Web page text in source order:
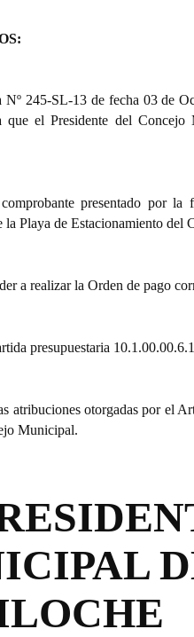
Nº 245-SL-13 de fecha 03 de
que el Presidente del Concejo
presentado por la
la Playa de Estacionamiento del
a realizar la Orden de pago
presupuestaria
atribuciones otorgadas por el
Municipal.